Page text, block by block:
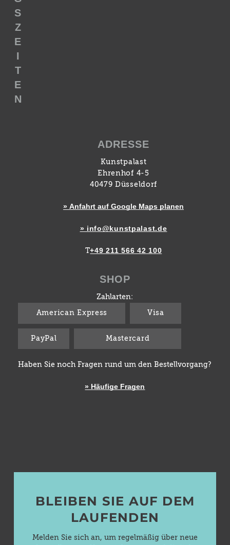
S
Z
E
I
T
E
N
ADRESSE
Kunstpalast
Ehrenhof 4-5
40479 Düsseldorf
» Anfahrt auf Google Maps planen
» info@kunstpalast.de
T+49 211 566 42 100
SHOP
Zahlarten:
American Express Visa
PayPal Mastercard
Haben Sie noch Fragen rund um den Bestellvorgang?
» Häufige Fragen
BLEIBEN SIE AUF DEM
LAUFENDEN
Melden Sie sich an, um regelmäßig über neue